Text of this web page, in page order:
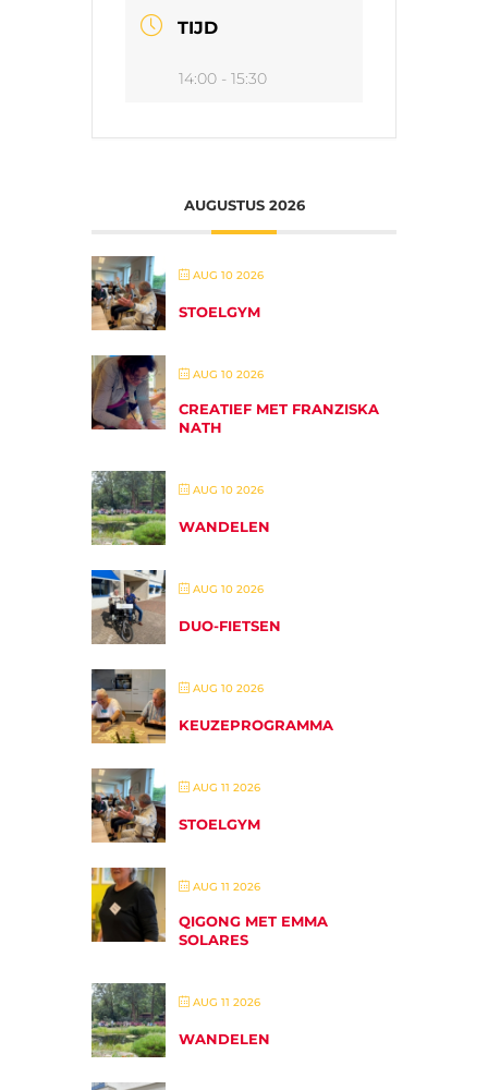
TIJD
14:00 - 15:30
AUGUSTUS 2026
AUG 10 2026
STOELGYM
AUG 10 2026
CREATIEF MET FRANZISKA
NATH
AUG 10 2026
WANDELEN
AUG 10 2026
DUO-FIETSEN
AUG 10 2026
KEUZEPROGRAMMA
AUG 11 2026
STOELGYM
AUG 11 2026
QIGONG MET EMMA
SOLARES
AUG 11 2026
WANDELEN